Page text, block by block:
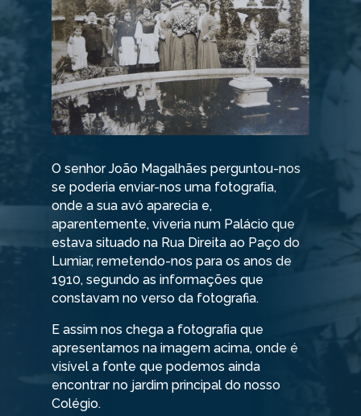
O senhor João Magalhães perguntou-nos
se poderia enviar-nos uma fotograﬁa,
onde a sua avó aparecia e,
aparentemente, viveria num Palácio que
estava situado na Rua Direita ao Paço do
Lumiar, remetendo-nos para os anos de
1910, segundo as informações que
constavam no verso da fotografia.
E assim nos chega a fotograﬁa que
apresentamos na imagem acima, onde é
visível a fonte que podemos ainda
encontrar no jardim principal do nosso
Colégio.